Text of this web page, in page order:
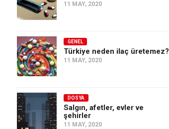
11 MAY, 2020
GENEL
Türkiye neden ilaç üretemez?
11 MAY, 2020
DOSYA
Salgın, afetler, evler ve
şehirler
11 MAY, 2020